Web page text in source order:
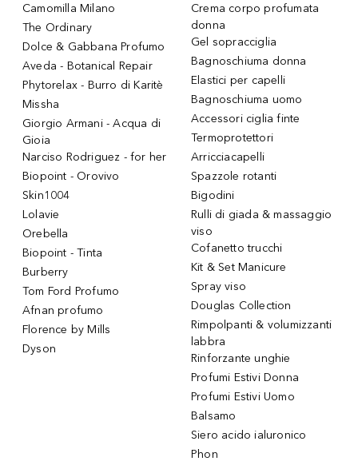
Camomilla Milano
The Ordinary
Dolce & Gabbana Profumo
Aveda - Botanical Repair
Phytorelax - Burro di Karitè
Missha
Giorgio Armani - Acqua di
Gioia
Narciso Rodriguez - for her
Biopoint - Orovivo
Skin1004
Lolavie
Orebella
Biopoint - Tinta
Burberry
Tom Ford Profumo
Afnan profumo
Florence by Mills
Dyson
Crema corpo profumata
donna
Gel sopracciglia
Bagnoschiuma donna
Elastici per capelli
Bagnoschiuma uomo
Accessori ciglia finte
Termoprotettori
Arricciacapelli
Spazzole rotanti
Bigodini
Rulli di giada & massaggio
viso
Cofanetto trucchi
Kit & Set Manicure
Spray viso
Douglas Collection
Rimpolpanti & volumizzanti
labbra
Rinforzante unghie
Profumi Estivi Donna
Profumi Estivi Uomo
Balsamo
Siero acido ialuronico
Phon